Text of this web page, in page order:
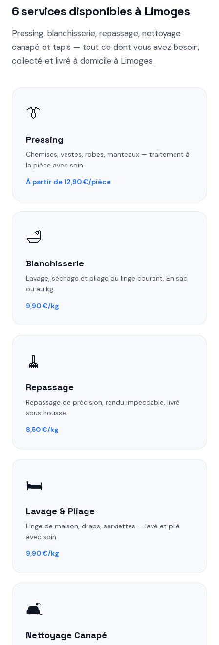
6 services disponibles à Limoges
Pressing, blanchisserie, repassage, nettoyage
canapé et tapis — tout ce dont vous avez besoin,
collecté et livré à domicile à Limoges.
👔
Pressing
Chemises, vestes, robes, manteaux — traitement à
la pièce avec soin.
À partir de 12,90 €/pièce
🛁
Blanchisserie
Lavage, séchage et pliage du linge courant. En sac
ou au kg.
9,90 €/kg
🧹
Repassage
Repassage de précision, rendu impeccable, livré
sous housse.
8,50 €/kg
🛏️
Lavage & Pliage
Linge de maison, draps, serviettes — lavé et plié
avec soin.
9,90 €/kg
🛋️
Nettoyage Canapé